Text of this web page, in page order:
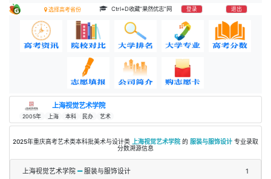
选择高考省份 Ctrl+D收藏“果然优志”网 登录 退出
上海视觉艺术学院
2005年 上海 本科 民办 艺术
2025年重庆高考艺术类本科批美术与设计类 上海视觉艺术学院 的 服装与服饰设计 专业录取
分数溯源信息
上海视觉艺术学院 服装与服饰设计 1